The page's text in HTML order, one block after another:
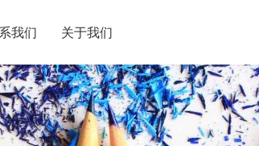
我们 关于我们